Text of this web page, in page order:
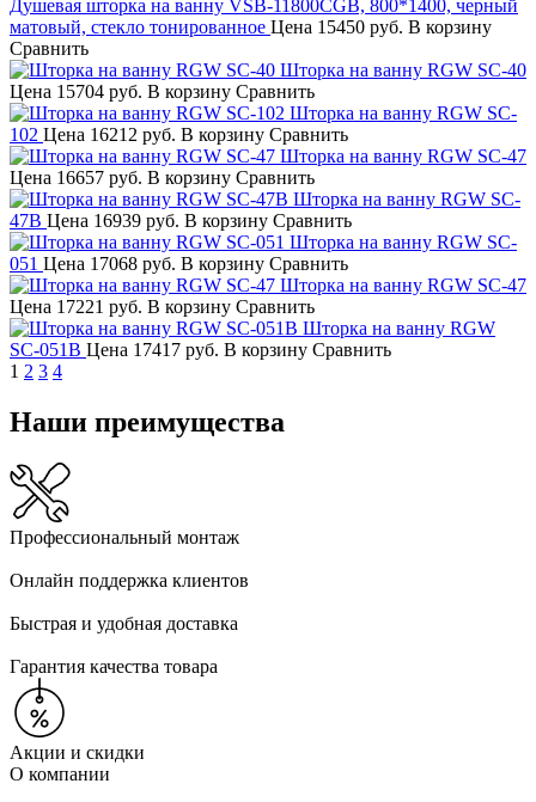
Душевая шторка на ванну VSB-11800CGB, 800*1400, черный
матовый, стекло тонированное Цена 15450 руб. В корзину
Сравнить
Шторка на ванну RGW SC-40
Цена 15704 руб. В корзину Сравнить
Шторка на ванну RGW SC-
102 Цена 16212 руб. В корзину Сравнить
Шторка на ванну RGW SC-47
Цена 16657 руб. В корзину Сравнить
Шторка на ванну RGW SC-
47B Цена 16939 руб. В корзину Сравнить
Шторка на ванну RGW SC-
051 Цена 17068 руб. В корзину Сравнить
Шторка на ванну RGW SC-47
Цена 17221 руб. В корзину Сравнить
Шторка на ванну RGW
SC-051B Цена 17417 руб. В корзину Сравнить
1 2 3 4
Наши преимущества
Профессиональный монтаж
Онлайн поддержка клиентов
Быстрая и удобная доставка
Гарантия качества товара
Акции и скидки
О компании